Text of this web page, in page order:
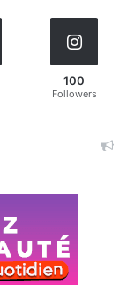
100
Followers